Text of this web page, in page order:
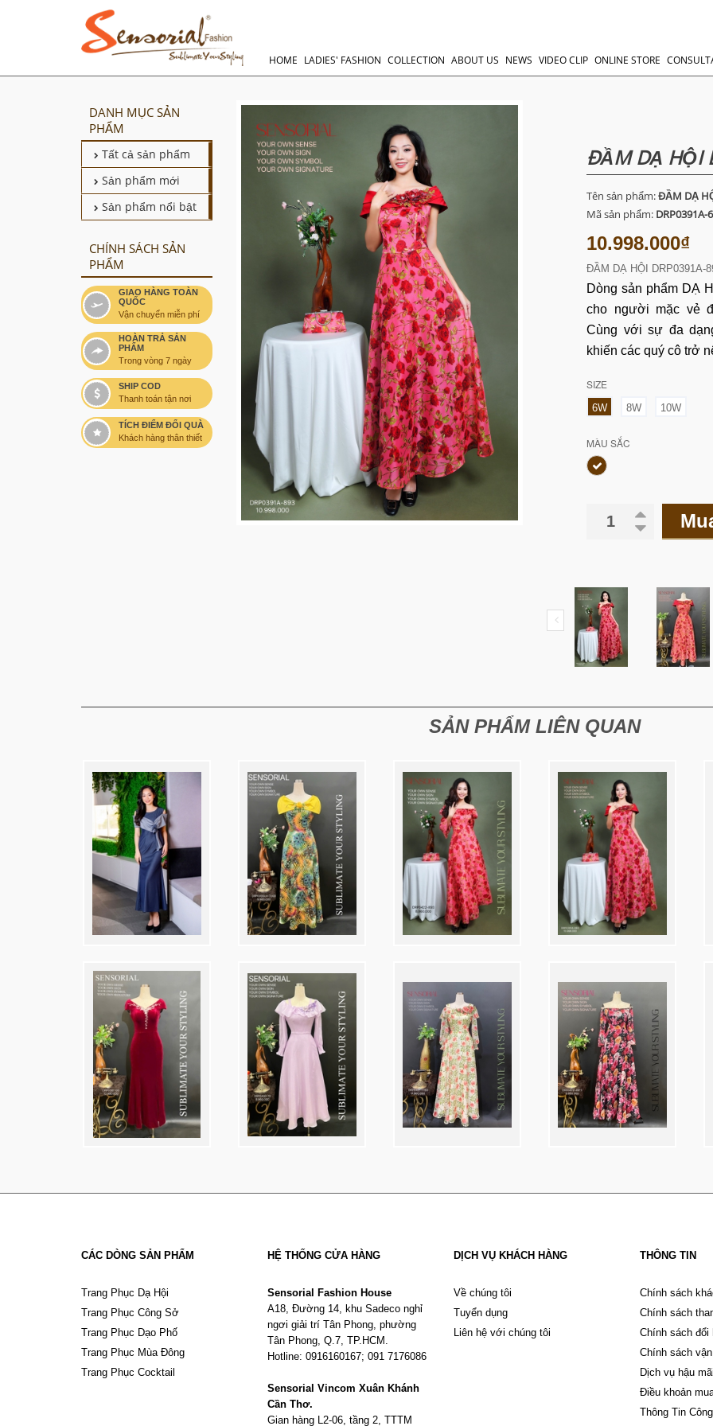
HOME LADIES' FASHION COLLECTION ABOUT US NEWS VIDEO CLIP ONLINE STORE
DANH MỤC SẢN
PHẨM
Tất cả sản phẩm
Sản phẩm mới
Sản phẩm nổi bật
CHÍNH SÁCH SẢN
PHẨM
GIAO HÀNG TOÀN
QUỐC
Vận chuyển miễn phí
HOÀN TRẢ SẢN
PHẨM
Trong vòng 7 ngày
SHIP COD
Thanh toán tận nơi
TÍCH ĐIỂM ĐỔI QUÀ
Khách hàng thân thiết
ĐẦM DẠ HỘI
Tên sản phẩm:ĐẦM DẠ
Mã sản phẩm: DRP0391A-
10.998.000₫
ĐẦM DẠ HỘI DRP0391A-
Dòng sản phẩm DẠ
cho người mặc vẻ
Cùng với sự đa
khiến các quý cô trở
SIZE
6W 8W 10W
MÀU SẮC
SẢN PHẨM LIÊN QUAN
CÁC DÒNG SẢN PHẨM
Trang Phục Dạ Hội
Trang Phục Công Sở
Trang Phục Dạo Phố
Trang Phục Mùa Đông
Trang Phục Cocktail
HỆ THỐNG CỬA HÀNG
Sensorial Fashion House
A18, Đường 14, khu Sadeco nghỉ
ngơi giải trí Tân Phong, phường
Tân Phong, Q.7, TP.HCM.
Hotline: 0916160167; 091 7176086
Sensorial Vincom Xuân Khánh
Cần Thơ.
Gian hàng L2-06, tầng 2, TTTM
DỊCH VỤ KHÁCH HÀNG
Về chúng tôi
Tuyển dụng
Liên hệ với chúng tôi
THÔNG TIN
Chính sách
Chính sách
Chính sách đổi
Chính sách
Dịch vụ hậu mãi
Điều khoản
Thông Tin